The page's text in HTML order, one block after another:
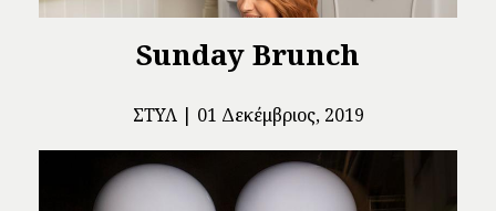
Sunday Brunch
ΣΤΥΛ 01 Δεκέμβριος, 2019